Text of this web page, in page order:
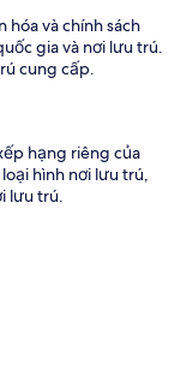
hóa và chính sách
gia và nơi lưu trú.
cung cấp.
hạng riêng của
hình nơi lưu trú,
lưu trú.